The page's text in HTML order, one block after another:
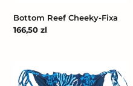
Bottom Reef Cheeky-Fixa
Cena
166,50 zl
Bottom
Reef